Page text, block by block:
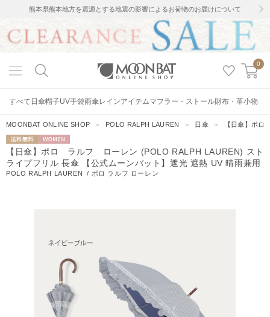
熊本県熊本地方を震源とする地震の影響によるお荷物のお届けについて
0
すべて 日傘帽子UV手袋雨傘レインアイテムマフラー・ストール財布・革小物
MOONBAT ONLINE SHOP ＞ POLO RALPH LAUREN ＞ 日傘 ＞ 【日傘】ポ
送料無料 WOMEN
【日傘】ポロ ラルフ ローレン (POLO RALPH LAUREN) スト
ライプフリル 長傘 【公式ムーンバット】遮光 遮熱 UV 晴雨兼用
POLO RALPH LAUREN / ポロ ラルフ ローレン